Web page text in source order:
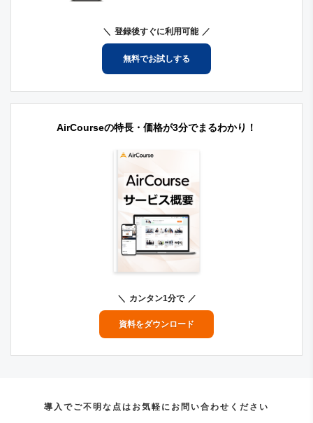
登録後すぐに利用可能
無料でお試しする
AirCourseの特長・価格が3分でまるわかり！
カンタン1分で
資料をダウンロード
導入でご不明な点はお気軽にお問い合わせください